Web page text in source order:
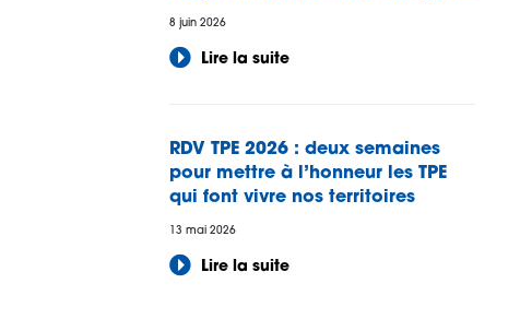
8 juin 2026
Lire la suite
RDV TPE 2026 : deux semaines
pour mettre à l’honneur les TPE
qui font vivre nos territoires
13 mai 2026
Lire la suite